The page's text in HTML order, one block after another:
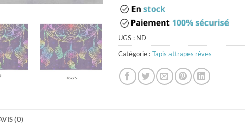
UGS : ND
Catégorie :Tapis attrapes rêves
(0)